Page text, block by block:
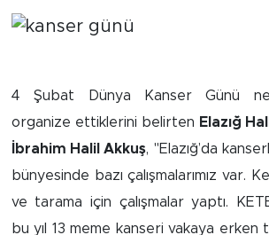
4 Şubat Dünya Kanser Günü
organize ettiklerini belirten Elazığ
İbrahim Halil Akkuş, "Elazığ’da
bünyesinde bazı çalışmalarımız var.
ve tarama için çalışmalar yaptı.
bu yıl 13 meme kanseri vakaya erken
Doğanyol
Battalgazi
Darende